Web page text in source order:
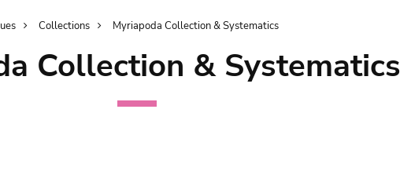
Collections Myriapoda Collection & Systematics
Collection & Systematics